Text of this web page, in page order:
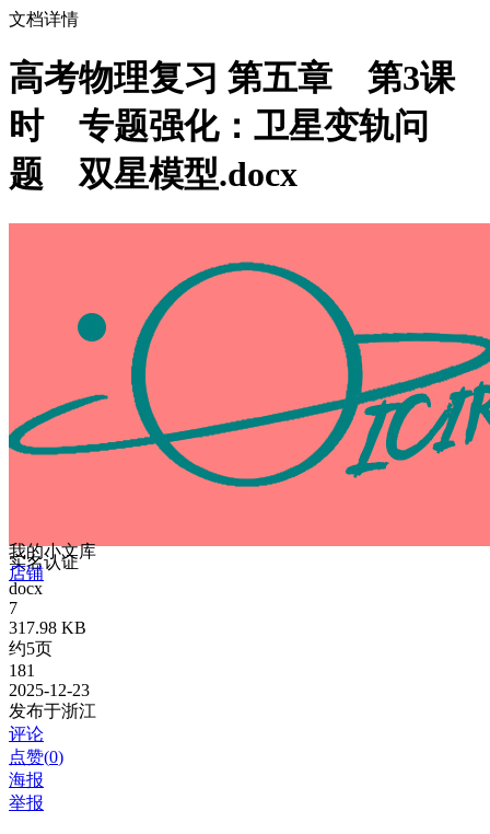
文档详情
高考物理复习 第五章 第3课
时 专题强化：卫星变轨问
题 双星模型.docx
我的小文库
实名认证
店铺
docx
7
317.98 KB
约5页
181
2025-12-23
发布于浙江
评论
点赞(0)
海报
举报